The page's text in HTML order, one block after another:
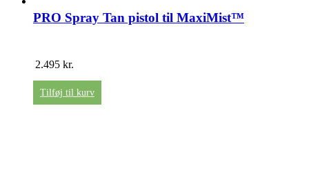
PRO Spray Tan pistol til MaxiMist™
2.495 kr.
Tilføj til kurv